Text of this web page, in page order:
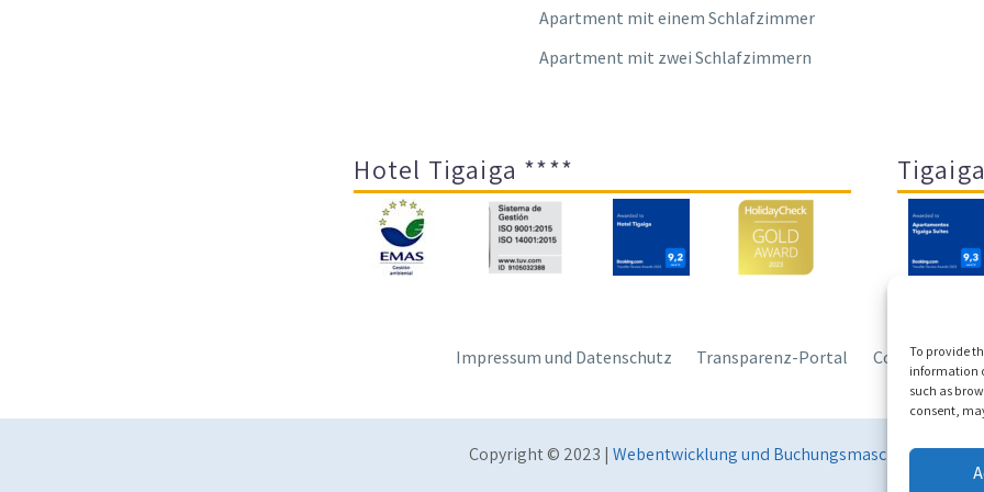
To provide
information
such as
consent,
Apartment mit einem Schlafzimmer
Apartment mit zwei Schlafzimmern
Hotel Tigaiga ****
Impressum und Datenschutz Transparenz-Portal Cookies
Copyright © 2023 | Webentwicklung und Buchungsmaschine